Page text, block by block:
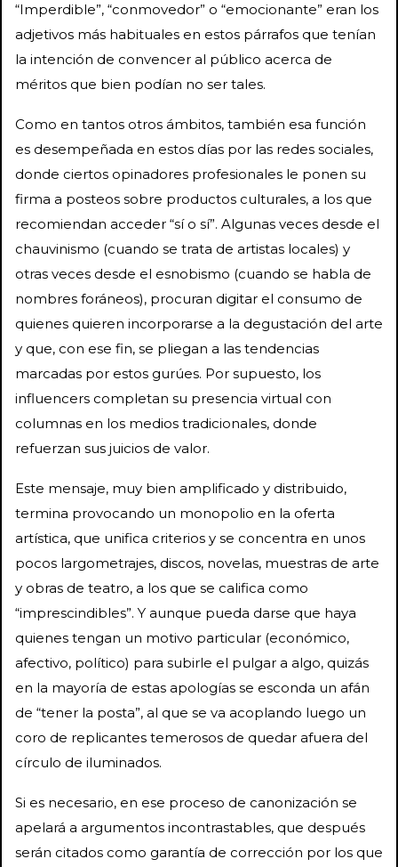
“Imperdible”, “conmovedor” o “emocionante” eran los
adjetivos más habituales en estos párrafos que tenían
la intención de convencer al público acerca de
méritos que bien podían no ser tales.
Como en tantos otros ámbitos, también esa función
es desempeñada en estos días por las redes sociales,
donde ciertos opinadores profesionales le ponen su
firma a posteos sobre productos culturales, a los que
recomiendan acceder “sí o sí”. Algunas veces desde el
chauvinismo (cuando se trata de artistas locales) y
otras veces desde el esnobismo (cuando se habla de
nombres foráneos), procuran digitar el consumo de
quienes quieren incorporarse a la degustación del arte
y que, con ese fin, se pliegan a las tendencias
marcadas por estos gurúes. Por supuesto, los
influencers completan su presencia virtual con
columnas en los medios tradicionales, donde
refuerzan sus juicios de valor.
Este mensaje, muy bien amplificado y distribuido,
termina provocando un monopolio en la oferta
artística, que unifica criterios y se concentra en unos
pocos largometrajes, discos, novelas, muestras de arte
y obras de teatro, a los que se califica como
“imprescindibles”. Y aunque pueda darse que haya
quienes tengan un motivo particular (económico,
afectivo, político) para subirle el pulgar a algo, quizás
en la mayoría de estas apologías se esconda un afán
de “tener la posta”, al que se va acoplando luego un
coro de replicantes temerosos de quedar afuera del
círculo de iluminados.
Si es necesario, en ese proceso de canonización se
apelará a argumentos incontrastables, que después
serán citados como garantía de corrección por los que